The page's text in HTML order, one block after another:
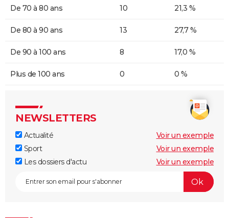
De 70 à 80 ans 10 21,3 %
De 80 à 90 ans 13 27,7 %
De 90 à 100 ans 8 17,0 %
Plus de 100 ans 0 0 %
NEWSLETTERS
Actualité
Voir un exemple
Sport
Voir un exemple
Les dossiers d'actu
Voir un exemple